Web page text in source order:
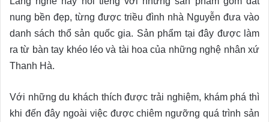
nung bền đẹp, từng được triều đình nhà Nguyễn đưa vào
danh sách thổ sản quốc gia. Sản phẩm tại đây được làm
ra từ bàn tay khéo léo và tài hoa của những nghệ nhân xứ
Thanh Hà.
Với những du khách thích được trải nghiệm, khám phá thì
khi đến đây ngoài việc được chiêm ngưỡng quá trình sản